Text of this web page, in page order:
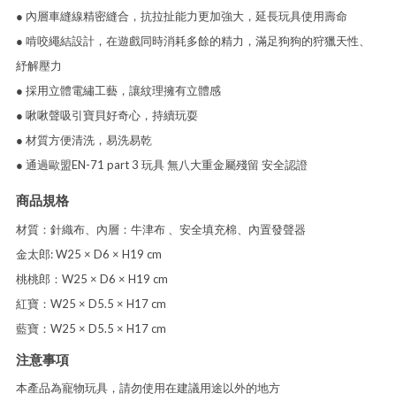
● 內層車縫線精密縫合，抗拉扯能力更加強大，延長玩具使用壽命
● 啃咬繩結設計，在遊戲同時消耗多餘的精力，滿足狗狗的狩獵天性、
紓解壓力
● 採用立體電繡工藝，讓紋理擁有立體感
● 啾啾聲吸引寶貝好奇心，持續玩耍
● 材質方便清洗，易洗易乾
● 通過歐盟EN-71 part 3 玩具 無八大重金屬殘留 安全認證
商品規格
材質：針織布、內層：牛津布 、安全填充棉、內置發聲器
金太郎: W25 × D6 × H19 cm
桃桃郎：W25 × D6 × H19 cm
紅寶：W25 × D5.5 × H17 cm
藍寶：W25 × D5.5 × H17 cm
注意事項
本產品為寵物玩具，請勿使用在建議用途以外的地方